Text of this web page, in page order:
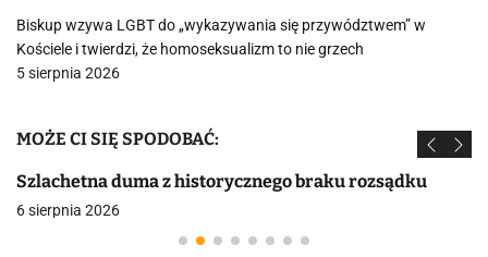
Biskup wzywa LGBT do „wykazywania się przywództwem” w
Kościele i twierdzi, że homoseksualizm to nie grzech
5 sierpnia 2026
MOŻE CI SIĘ SPODOBAĆ:
Szlachetna duma z historycznego braku rozsądku
6 sierpnia 2026